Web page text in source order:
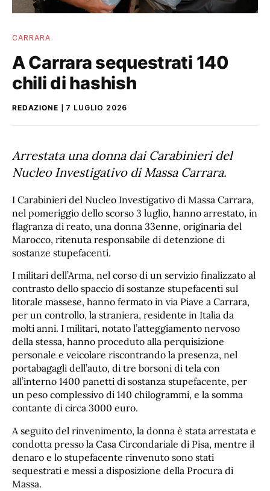
CARRARA
A Carrara sequestrati 140
chili di hashish
REDAZIONE 7 LUGLIO 2026
Arrestata una donna dai Carabinieri del
Nucleo Investigativo di Massa Carrara.
I Carabinieri del Nucleo Investigativo di Massa Carrara,
nel pomeriggio dello scorso 3 luglio, hanno arrestato, in
flagranza di reato, una donna 33enne, originaria del
Marocco, ritenuta responsabile di detenzione di
sostanze stupefacenti.
I militari dell’Arma, nel corso di un servizio finalizzato al
contrasto dello spaccio di sostanze stupefacenti sul
litorale massese, hanno fermato in via Piave a Carrara,
per un controllo, la straniera, residente in Italia da
molti anni. I militari, notato l’atteggiamento nervoso
della stessa, hanno proceduto alla perquisizione
personale e veicolare riscontrando la presenza, nel
portabagagli dell’auto, di tre borsoni di tela con
all’interno 1400 panetti di sostanza stupefacente, per
un peso complessivo di 140 chilogrammi, e la somma
contante di circa 3000 euro.
A seguito del rinvenimento, la donna è stata arrestata e
condotta presso la Casa Circondariale di Pisa, mentre il
denaro e lo stupefacente rinvenuto sono stati
sequestrati e messi a disposizione della Procura di
Massa.